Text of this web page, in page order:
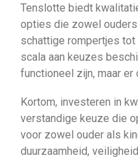
Tenslotte biedt
opties die zowel
schattige rompertjes
scala aan keuzes
functioneel zijn, maar
Kortom, investeren in
verstandige keuze die
voor zowel ouder als
duurzaamheid,